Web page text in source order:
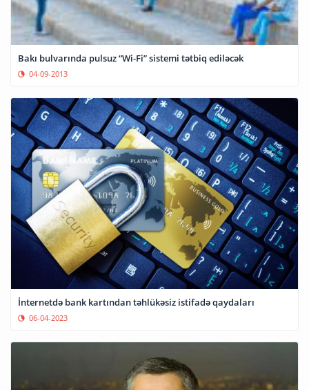
Bakı bulvarında pulsuz “Wi-Fi” sistemi tətbiq ediləcək
04-09-2013
İnternetdə bank kartından təhlükəsiz istifadə qaydaları
06-04-2023